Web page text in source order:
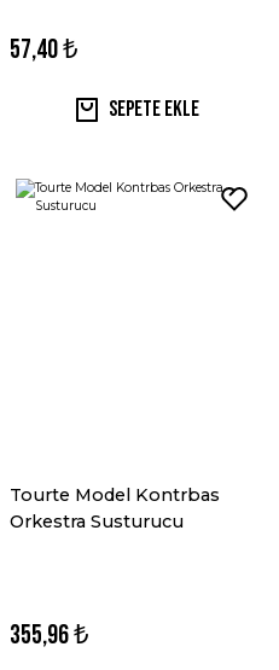
57,40 ₺
Sepete Ekle
Tourte Model Kontrbas
Orkestra Susturucu
355,96 ₺